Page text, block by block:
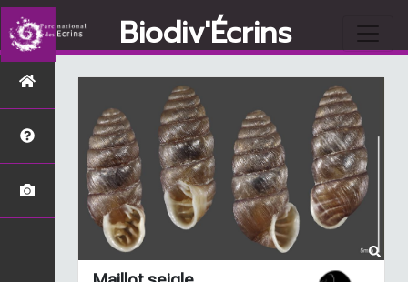
Biodiv'Écrins